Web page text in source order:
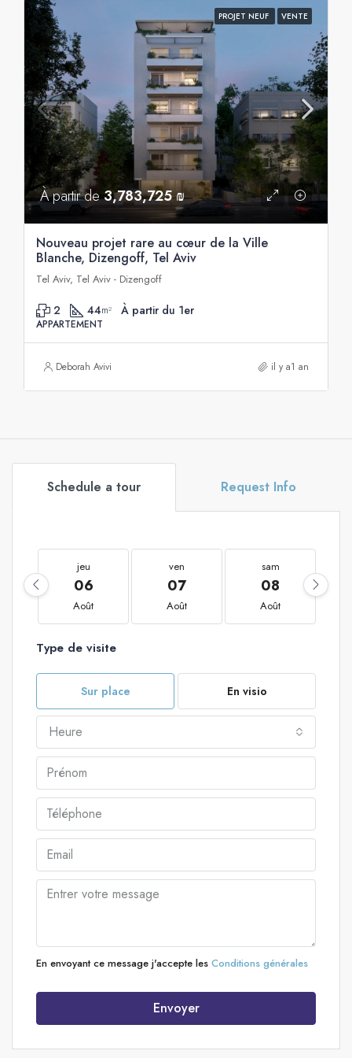
PROJET NEUF VENTE
À partir de3,783,725 ₪
Nouveau projet rare au cœur de la Ville
Blanche, Dizengoff, Tel Aviv
Tel Aviv, Tel Aviv - Dizengoff
2 44m² À partir du 1er
APPARTEMENT
Deborah Avivi il y a1 an
Schedule a tour Request Info
jeu
06
Août
ven
07
Août
sam
08
Août
Type de visite
Sur place En visio
Heure
En envoyant ce message j'accepte les Conditions générales
Envoyer